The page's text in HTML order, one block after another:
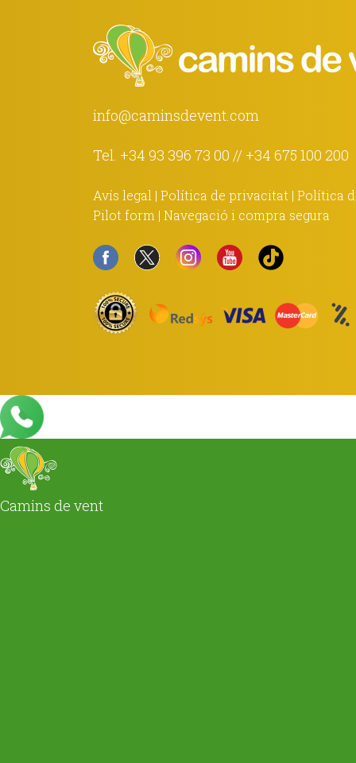
info@caminsdevent.com
Tel. +34 93 396 73 00 // +34 675 100 200
Avís legal | Política de privacitat | Política
Pilot form | Navegació i compra segura
Camins de vent